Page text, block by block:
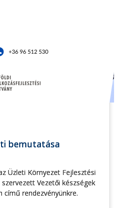
bemutatása
Üzleti Környezet Fejlesztési
Vezetői készségek
című rendezvényünkre.